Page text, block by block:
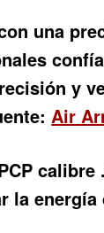
una
y
Air